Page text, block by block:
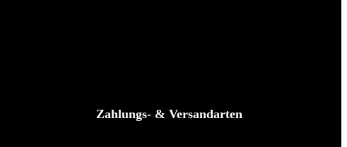
Zahlungs- & Versandarten